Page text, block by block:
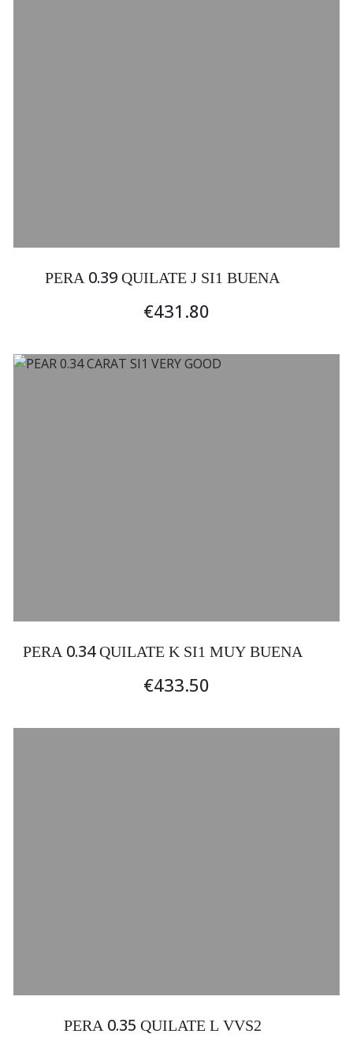
PERA 0.39 QUILATE J SI1 BUENA
€431.80
PERA 0.34QUILATE K SI1 MUY BUENA
€433.50
PERA 0.35 QUILATE L VVS2